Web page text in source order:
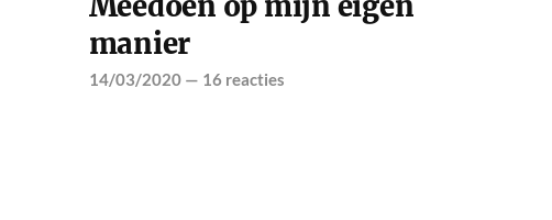
manier
14/03/2020— 16 reacties